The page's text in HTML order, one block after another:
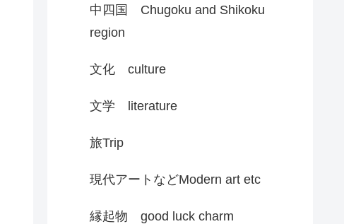
中四国 Chugoku and Shikoku
region
文化 culture
文学 literature
旅Trip
現代アートなどModern art etc
縁起物 good luck charm